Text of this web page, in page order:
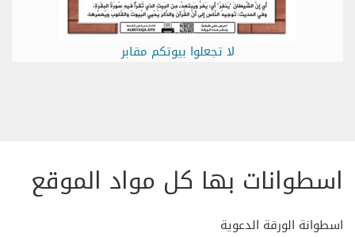
لا تجعلوا بيوتكم مقابر
اسطوانات بها كل مواد الموقع
اسطوانة الورقة الدعوية